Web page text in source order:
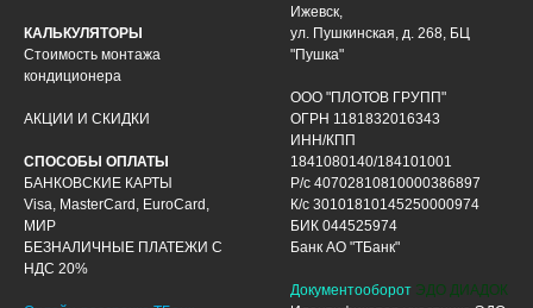
КАЛЬКУЛЯТОРЫ
Стоимость монтажа
кондиционера
АКЦИИ И СКИДКИ
СПОСОБЫ ОПЛАТЫ
БАНКОВСКИЕ КАРТЫ
Visa, MasterCard, EuroCard,
МИР
БЕЗНАЛИЧНЫЕ ПЛАТЕЖИ С
НДС 20%
Ижевск,
ул. Пушкинская, д. 268, БЦ
"Пушка"
ООО "ПЛОТОВ ГРУПП"
ОГРН 1181832016343
ИНН/КПП
1841080140/184101001
Р/с 40702810810000386897
К/с 30101810145250000974
БИК 044525974
Банк АО "ТБанк"
Документооборот ЭДО ДИАДОК